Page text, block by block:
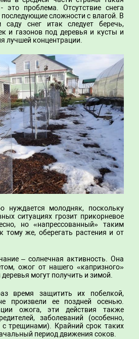
это проблема. Отсутствие снега
последующие сложности с влагой. В
снег итак следует беречь,
и газонов под деревья и кусты и
лучшей концентрации.
нуждается молодняк, поскольку
ситуациях грозит прикорневое
но «напрессованный» таким
тому же, оберегать растения и от
– солнечная активность. Она
ожог от нашего «капризного»
могут получить и зимой.
время защитить их побелкой,
произвели ее поздней осенью.
ожога, эти действия также
заболеваний (особенно,
с трещинами). Крайний срок таких
период движения соков.